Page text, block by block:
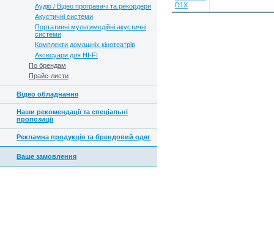
Аудіо / Відео програвачі та рекордери
Акустичні системи
Портативні мультимедійні акустичні
системи
Комплекти домашніх кінотеатрів
Аксесуари для HI-FI
По брендам
Прайс-листи
Відео обладнання
Наши рекомендації та спеціальні
пропозиції
Рекламна продукція та брендовий одяг
Ваше замовлення